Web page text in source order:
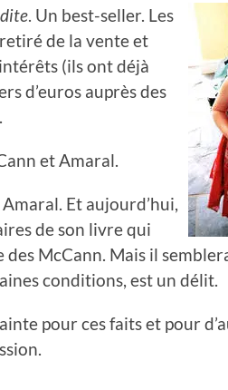
. Un best-seller. Les
de la vente et
(ils ont déjà
d’euros auprès des
et Amaral.
Et aujourd’hui,
de son livre qui
des McCann. Mais il
conditions, est un délit.
pour ces faits et pour